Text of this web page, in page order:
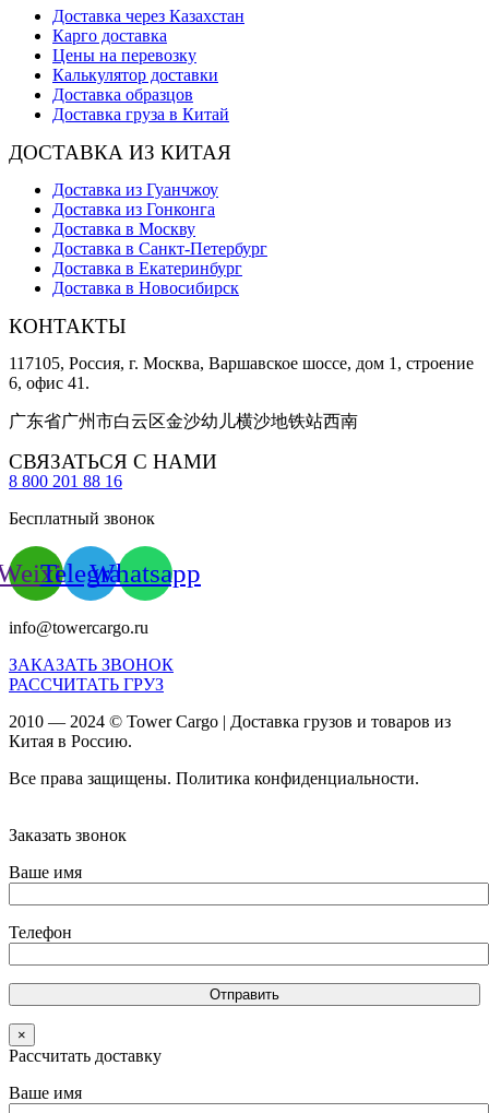
Доставка через Казахстан
Карго доставка
Цены на перевозку
Калькулятор доставки
Доставка образцов
Доставка груза в Китай
ДОСТАВКА ИЗ КИТАЯ
Доставка из Гуанчжоу
Доставка из Гонконга
Доставка в Москву
Доставка в Санкт-Петербург
Доставка в Екатеринбург
Доставка в Новосибирск
КОНТАКТЫ
117105, Россия, г. Москва, Варшавское шоссе, дом 1, строение
6, офис 41.
广东省广州市白云区金沙幼儿横沙地铁站西南
СВЯЗАТЬСЯ С НАМИ
8 800 201 88 16
Бесплатный звонок
TelegramWhatsapp
info@towercargo.ru
ЗАКАЗАТЬ ЗВОНОК
РАССЧИТАТЬ ГРУЗ
2010 — 2024 © Tower Cargo | Доставка грузов и товаров из
Китая в Россию.
Все права защищены. Политика конфиденциальности.
Заказать звонок
Ваше имя
Телефон
×
Рассчитать доставку
Ваше имя